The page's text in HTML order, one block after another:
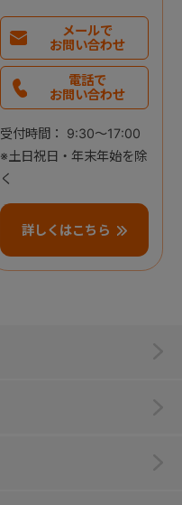
メールで
お問い合わせ
電話で
お問い合わせ
受付時間： 9:30～17:00
※土日祝日・年末年始を除
く
詳しくはこちら